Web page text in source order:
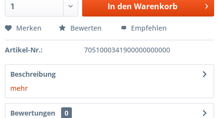
In den Warenkorb
Merken Bewerten Empfehlen
Artikel-Nr.: 7051000341900000000000
Beschreibung
mehr
Bewertungen
0